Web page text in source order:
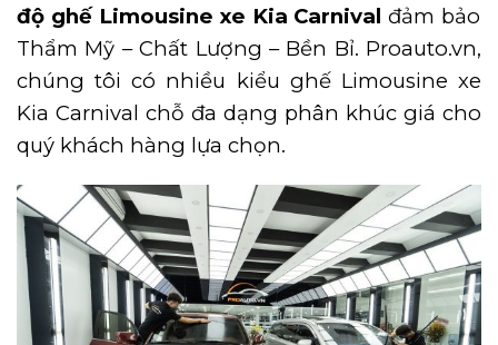
độ ghế Limousine xe Kia Carnival đảm bảo
Thẩm Mỹ – Chất Lượng – Bền Bỉ. Proauto.vn,
chúng tôi có nhiều kiểu ghế Limousine xe
Kia Carnival chỗ đa dạng phân khúc giá cho
quý khách hàng lựa chọn.